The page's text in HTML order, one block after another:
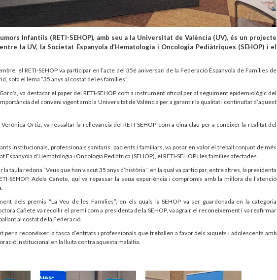
Infantils (RETI-SEHOP), amb seu a la Universitat de València (UV), és un projecte
la UV, la Societat Espanyola d’Hematologia i Oncologia Pediàtriques (SEHOP) i el
el RETI-SEHOP va participar en l’acte del 35é aniversari de la Federació Espanyola de Famílies de
sota el lema “35 anys al costat de les famílies”.
va destacar el paper del RETI-SEHOP com a instrument oficial per al seguiment epidemiològic del
del conveni vigent amb la Universitat de València per a garantir la qualitat i continuïtat d’aquest
Ortiz, va ressaltar la rellevància del RETI-SEHOP com a eina clau per a conéixer la realitat del
institucionals, professionals sanitaris, pacients i familiars, va posar en valor el treball conjunt de més
Espanyola d’Hematologia i Oncologia Pediàtrica (SEHOP), el RETI-SEHOP i les famílies afectades.
la taula redona “Veus que han viscut 35 anys d’història”, en la qual va participar, entre altres, la presidenta
SEHOP, Adela Cañete, qui va repassar la seua experiència i compromís amb la millora de l’atenció
dels premis “La Veu de les Famílies”, en els quals la SEHOP va ser guardonada en la categoria
Cañete va recollir el premi com a presidenta de la SEHOP, va agrair el reconeixement i va reafirmar
al costat de la Federació.
a reconéixer la tasca d’entitats i professionals que treballen a favor dels xiquets i adolescents amb
institucional en la lluita contra aquesta malaltia.